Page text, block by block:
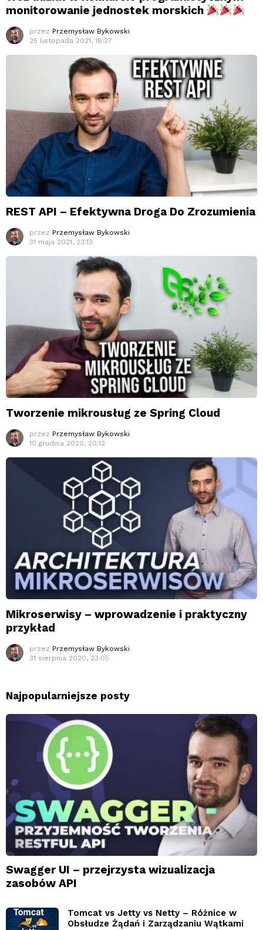
monitorowanie jednostek morskich
przez Przemysław Bykowski
25 listopada 2021, 18:27
REST API – Efektywna Droga Do Zrozumienia
przez Przemysław Bykowski
31 maja 2021, 23:13
Tworzenie mikrousług ze Spring Cloud
przez Przemysław Bykowski
10 grudnia 2020, 20:12
Mikroserwisy – wprowadzenie i praktyczny
przykład
przez Przemysław Bykowski
31 sierpnia 2020, 23:05
Najpopularniejsze posty
Swagger UI – przejrzysta wizualizacja
zasobów API
Tomcat vs Jetty vs Netty – Różnice w
Obsłudze Żądań i Zarządzaniu Wątkami